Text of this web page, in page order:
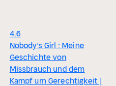
4.6
Nobody's Girl : Meine
Geschichte von
Missbrauch und dem
Kampf um Gerechtigkeit |